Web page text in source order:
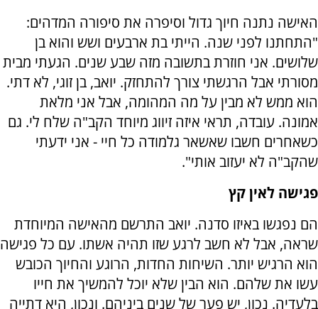
האישה נתנה חיוך גדול וסיפרה את סיפורה המדהים:
"התחתנו לפני שנה. הייתי בת ארבעים ושש והוא בן
שלושים. אני חוזרת בתשובה מזה שבע שנים. הגעתי מבית
מסורתי אבל הרגשתי צורך להתחזק. יואב, בן זוגי, לא דתי.
הוא ממש לא מבין על מה המהומה, אבל אני מלאת
אמונה. עובדה, תראי איזה זיווג מיוחד הקב"ה שלח לי. גם
כשאחרים חשבו שאשאר גלמודה כל חיי - אני ידעתי
שהקב"ה לא יעזוב אותי".
פגישה לאין קץ
הם נפגשו באיזו סדנה. יואב התרשם מהאישה המיוחדת
שראה, אבל לא חשב לרגע שזו תהיה אשתו. עם כל פגישה
הוא הרגיש יותר. השיחות החדות, הרוגע והחיוך הכובש
עשו את שלהם. הוא הבין שלא יוכל להמשיך את חייו
בלעדיה. נכון, יש פער של שנים ביניהם. ונכון, היא דתייה